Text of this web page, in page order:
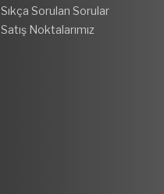
Sıkça Sorulan Sorular
Satış Noktalarımız